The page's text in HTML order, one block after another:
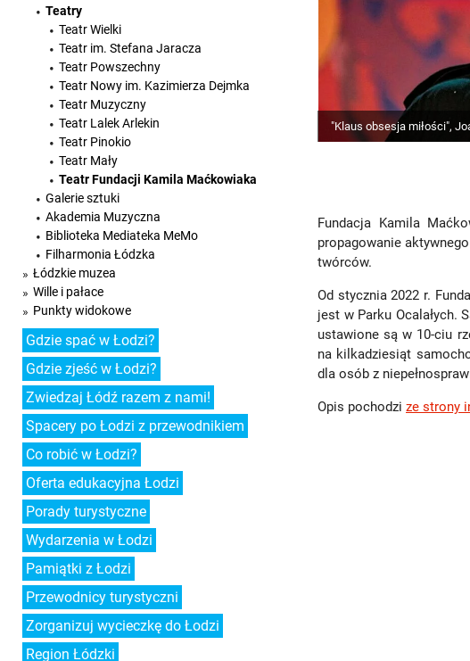
Teatry
Teatr Wielki
Teatr im. Stefana Jaracza
Teatr Powszechny
Teatr Nowy im. Kazimierza Dejmka
Teatr Muzyczny
Teatr Lalek Arlekin
Teatr Pinokio
Teatr Mały
Teatr Fundacji Kamila Maćkowiaka
Galerie sztuki
Akademia Muzyczna
Biblioteka Mediateka MeMo
Filharmonia Łódzka
Łódzkie muzea
Wille i pałace
Punkty widokowe
Gdzie spać w Łodzi?
Gdzie zjeść w Łodzi?
Zwiedzaj Łódź razem z nami!
Spacery po Łodzi z przewodnikiem
Co robić w Łodzi?
Oferta edukacyjna Łodzi
Porady turystyczne
Wydarzenia w Łodzi
Pamiątki z Łodzi
Przewodnicy turystyczni
Zorganizuj wycieczkę do Łodzi
Region Łódzki
"Klaus obsesja miłości",
Fundacja Kamila
propagowanie
twórców.
Od stycznia 2022 r.
jest w Parku Ocalałych.
ustawione są w 10-ciu
na kilkadziesiąt
dla osób z
Opis pochodzi ze strony